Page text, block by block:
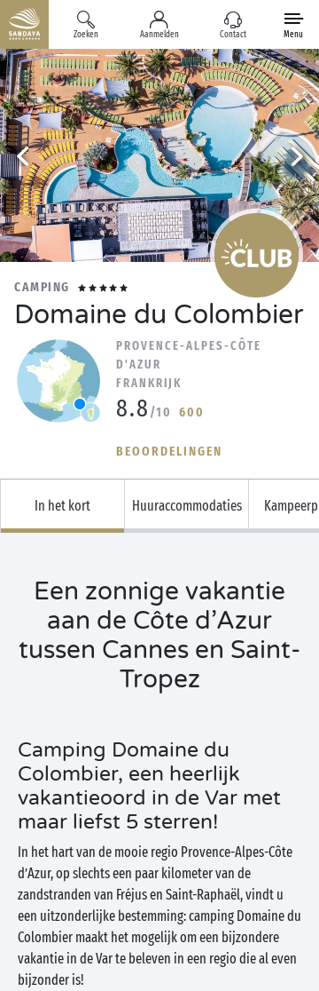
Zoeken Aanmelden Contact Menu
CAMPING
Domaine du Colombier
PROVENCE-ALPES-CÔTE
D'AZUR
FRANKRIJK
8.8 /10 600
BEOORDELINGEN
In het kort Huuraccommodaties
Een zonnige vakantie
aan de Côte d’Azur
tussen Cannes en Saint-
Tropez
Camping Domaine du
Colombier, een heerlijk
vakantieoord in de Var met
maar liefst 5 sterren!
In het hart van de mooie regio Provence-Alpes-Côte
d’Azur, op slechts een paar kilometer van de
zandstranden van Fréjus en Saint-Raphaël, vindt u
een uitzonderlijke bestemming: camping Domaine du
Colombier maakt het mogelijk om een bijzondere
vakantie in de Var te beleven in een regio die al even
bijzonder is!